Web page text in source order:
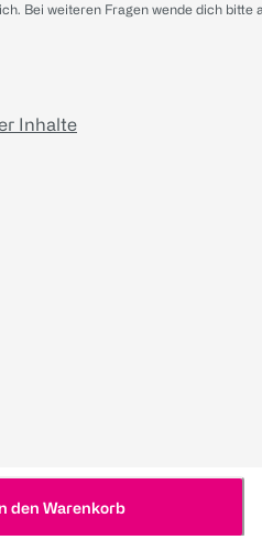
den Warenkorb
Bei weiteren Fragen wende dich bitte
Inhalte